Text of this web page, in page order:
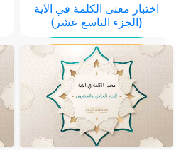
اختبار معنى الكلمة في الآية
(الجزء التاسع عشر)